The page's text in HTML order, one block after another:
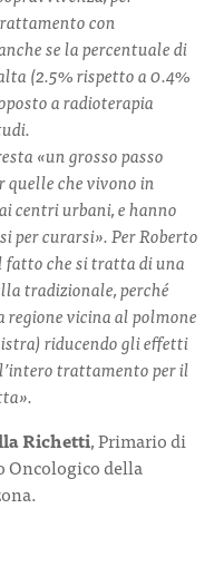
con
se la percentuale di
(2.5% rispetto a 0.4%
a radioterapia
«un grosso passo
che vivono in
centri urbani, e hanno
per curarsi». Per Roberto
fatto che si tratta di una
tradizionale, perché
vicina al polmone
riducendo gli effetti
trattamento per il
Richetti, Primario di
Oncologico della